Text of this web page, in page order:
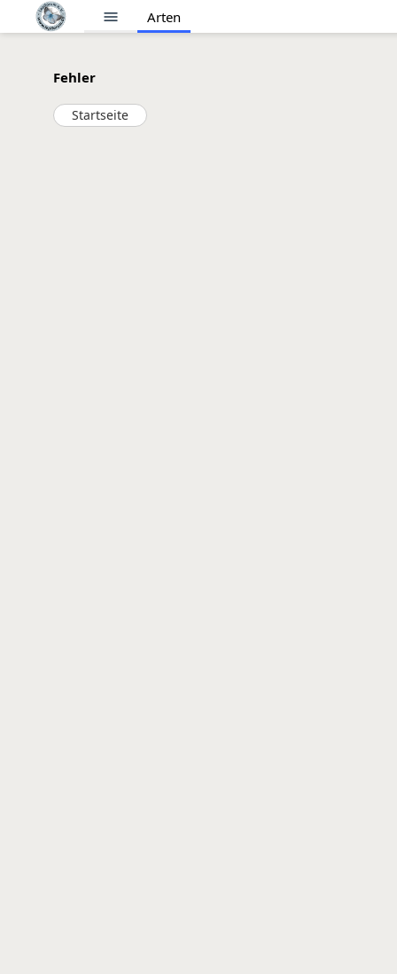
menu Arten
Fehler
Startseite